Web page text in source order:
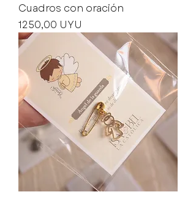
Cuadros con oración
Precio
1250,00 UYU